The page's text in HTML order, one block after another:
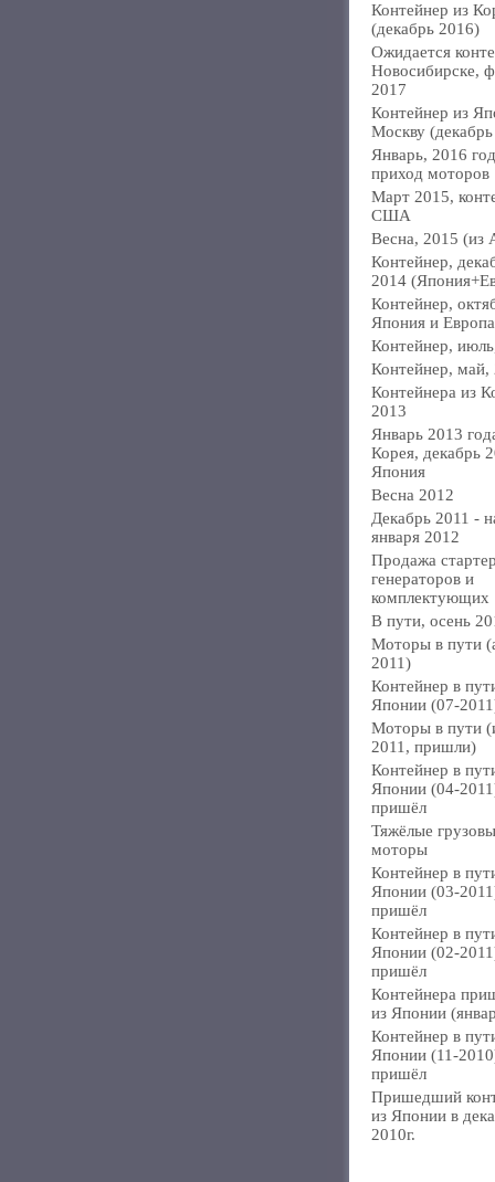
Контейнер из
(декабрь 2016)
Ожидается
Новосибирске,
2017
Контейнер из
Москву
Январь, 2016
приход моторов
Март 2015,
США
Весна, 2015 (из
Контейнер,
2014
Контейнер,
Япония и
Контейнер,
Контейнер, май,
Контейнера из
2013
Январь 2013
Корея, декабрь
Япония
Весна 2012
Декабрь 2011 -
января 2012
Продажа
генераторов и
комплектующих
В пути, осень
Моторы в пути
2011)
Контейнер в
Японии (07-
Моторы в пути
2011, пришли)
Контейнер в
Японии (04-
пришёл
Тяжёлые
моторы
Контейнер в
Японии (03-
пришёл
Контейнер в
Японии (02-
пришёл
Контейнера
из Японии
Контейнер в
Японии (11-
пришёл
Пришедший
из Японии в
2010г.